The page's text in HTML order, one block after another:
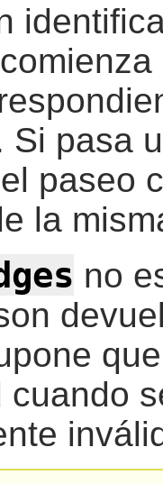
Si pasa
paseo
la
no
cuando